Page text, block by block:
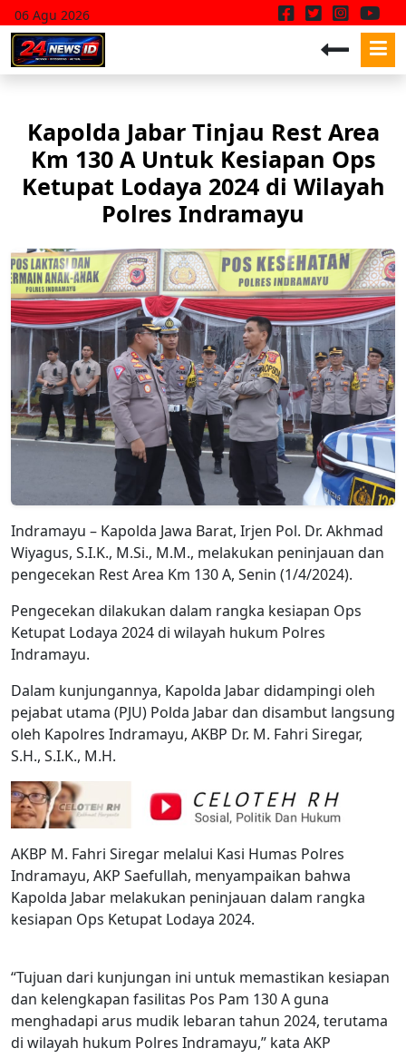
06 Agu 2026
Kapolda Jabar Tinjau Rest Area
Km 130 A Untuk Kesiapan Ops
Ketupat Lodaya 2024 di Wilayah
Polres Indramayu
Indramayu – Kapolda Jawa Barat, Irjen Pol. Dr. Akhmad
Wiyagus, S.I.K., M.Si., M.M., melakukan peninjauan dan
pengecekan Rest Area Km 130 A, Senin (1/4/2024).
Pengecekan dilakukan dalam rangka kesiapan Ops
Ketupat Lodaya 2024 di wilayah hukum Polres
Indramayu.
Dalam kunjungannya, Kapolda Jabar didampingi oleh
pejabat utama (PJU) Polda Jabar dan disambut langsung
oleh Kapolres Indramayu, AKBP Dr. M. Fahri Siregar,
S.H., S.I.K., M.H.
AKBP M. Fahri Siregar melalui Kasi Humas Polres
Indramayu, AKP Saefullah, menyampaikan bahwa
Kapolda Jabar melakukan peninjauan dalam rangka
kesiapan Ops Ketupat Lodaya 2024.
“Tujuan dari kunjungan ini untuk memastikan kesiapan
dan kelengkapan fasilitas Pos Pam 130 A guna
menghadapi arus mudik lebaran tahun 2024, terutama
di wilayah hukum Polres Indramayu,” kata AKP